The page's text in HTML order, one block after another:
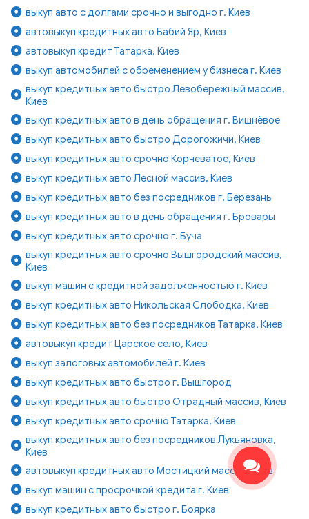
выкуп авто с долгами срочно и выгодно г. Киев
автовыкуп кредитных авто Бабий Яр, Киев
автовыкуп кредит Татарка, Киев
выкуп автомобилей с обременением у бизнеса г. Киев
выкуп кредитных авто быстро Левобережный массив,
Киев
выкуп кредитных авто в день обращения г. Вишнёвое
выкуп кредитных авто быстро Дорогожичи, Киев
выкуп кредитных авто срочно Корчеватое, Киев
выкуп кредитных авто Лесной массив, Киев
выкуп кредитных авто без посредников г. Березань
выкуп кредитных авто в день обращения г. Бровары
выкуп кредитных авто срочно г. Буча
выкуп кредитных авто срочно Вышгородский массив,
Киев
выкуп машин с кредитной задолженностью г. Киев
выкуп кредитных авто Никольская Слободка, Киев
выкуп кредитных авто без посредников Татарка, Киев
автовыкуп кредит Царское село, Киев
выкуп залоговых автомобилей г. Киев
выкуп кредитных авто быстро г. Вышгород
выкуп кредитных авто быстро Отрадный массив, Киев
выкуп кредитных авто срочно Татарка, Киев
выкуп кредитных авто без посредников Лукьяновка,
Киев
автовыкуп кредитных авто Мостицкий массив, Киев
выкуп машин с просрочкой кредита г. Киев
выкуп кредитных авто быстро г. Боярка